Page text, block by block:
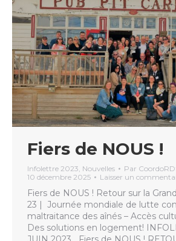
Fiers de NOUS !
Infolettre 2023 Nouvelles Par
10 décembre 2025
Laisser un
Fiers de NOUS ! Retour sur la
23 | Journée mondiale de lutte
maltraitance des aînés – Accès
Des solutions en logement!